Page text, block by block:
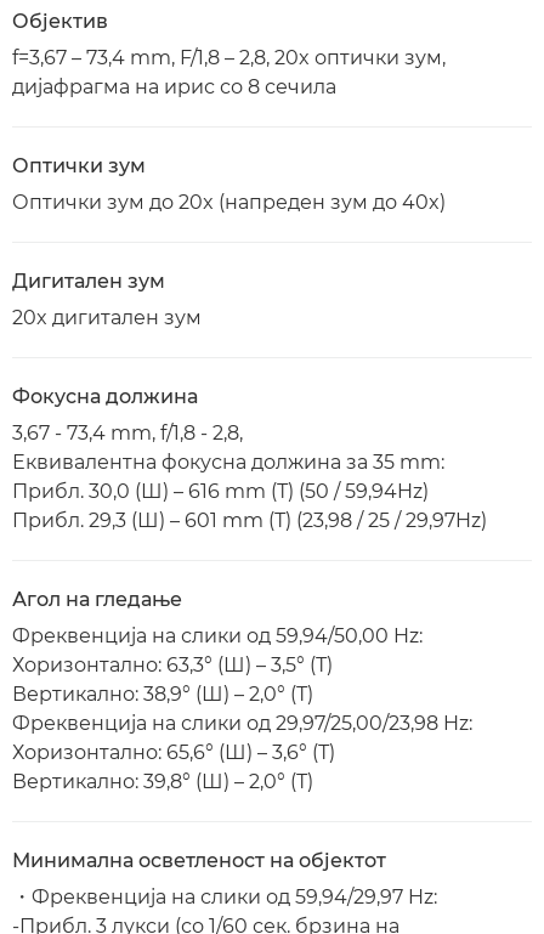
Објектив
f=3,67 – 73,4 mm, F/1,8 – 2,8, 20x оптички зум,
дијафрагма на ирис со 8 сечила
Оптички зум
Оптички зум до 20x (напреден зум до 40x)
Дигитален зум
20x дигитален зум
Фокусна должина
3,67 - 73,4 mm, f/1,8 - 2,8,
Еквивалентна фокусна должина за 35 mm:
Прибл. 30,0 (Ш) – 616 mm (Т) (50 / 59,94Hz)
Прибл. 29,3 (Ш) – 601 mm (Т) (23,98 / 25 / 29,97Hz)
Агол на гледање
Фреквенција на слики од 59,94/50,00 Hz:
Хоризонтално: 63,3° (Ш) – 3,5° (Т)
Вертикално: 38,9° (Ш) – 2,0° (Т)
Фреквенција на слики од 29,97/25,00/23,98 Hz:
Хоризонтално: 65,6° (Ш) – 3,6° (Т)
Вертикално: 39,8° (Ш) – 2,0° (Т)
Минимална осветленост на објектот
・Фреквенција на слики од 59,94/29,97 Hz:
-Прибл. 3 лукси (со 1/60 сек. брзина на